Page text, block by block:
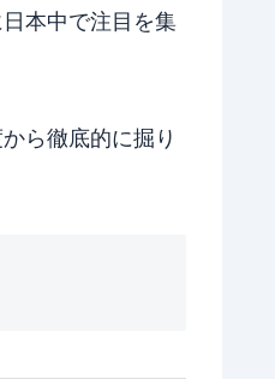
本中で注目を集
ら徹底的に掘り